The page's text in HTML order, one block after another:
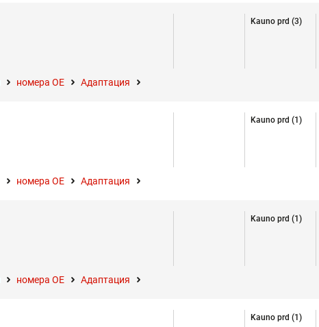
Kauno prd (3)
номера ОЕ Адаптация
Kauno prd (1)
номера ОЕ Адаптация
Kauno prd (1)
номера ОЕ Адаптация
Kauno prd (1)